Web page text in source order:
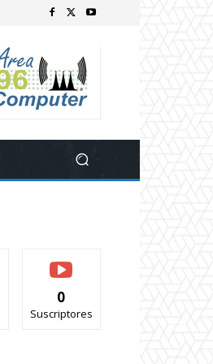
0
Suscriptores